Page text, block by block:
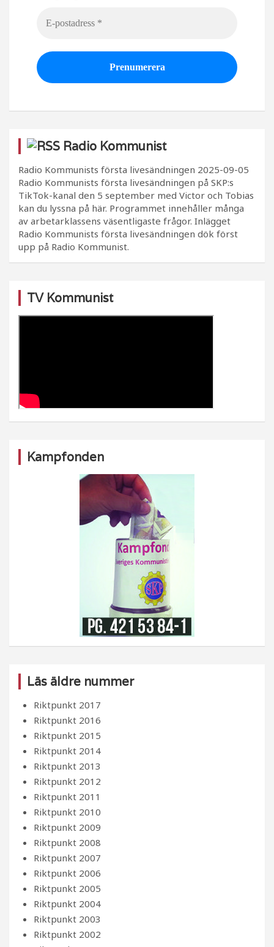
Radio Kommunist
Radio Kommunists första livesändningen 2025-09-05
Radio Kommunists första livesändningen på SKP:s
TikTok-kanal den 5 september med Victor och Tobias
kan du lyssna på här. Programmet innehåller många
av arbetarklassens väsentligaste frågor. Inlägget
Radio Kommunists första livesändningen dök först
upp på Radio Kommunist.
TV Kommunist
Kampfonden
Läs äldre nummer
Riktpunkt 2017
Riktpunkt 2016
Riktpunkt 2015
Riktpunkt 2014
Riktpunkt 2013
Riktpunkt 2012
Riktpunkt 2011
Riktpunkt 2010
Riktpunkt 2009
Riktpunkt 2008
Riktpunkt 2007
Riktpunkt 2006
Riktpunkt 2005
Riktpunkt 2004
Riktpunkt 2003
Riktpunkt 2002